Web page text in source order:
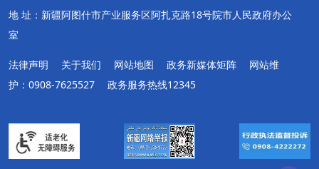
地 址：新疆阿图什市产业服务区阿扎克路18号院市人民政府办公
室
法律声明 关于我们 网站地图 政务新媒体矩阵
网站维
护：0908-7625527
政务服务热线12345